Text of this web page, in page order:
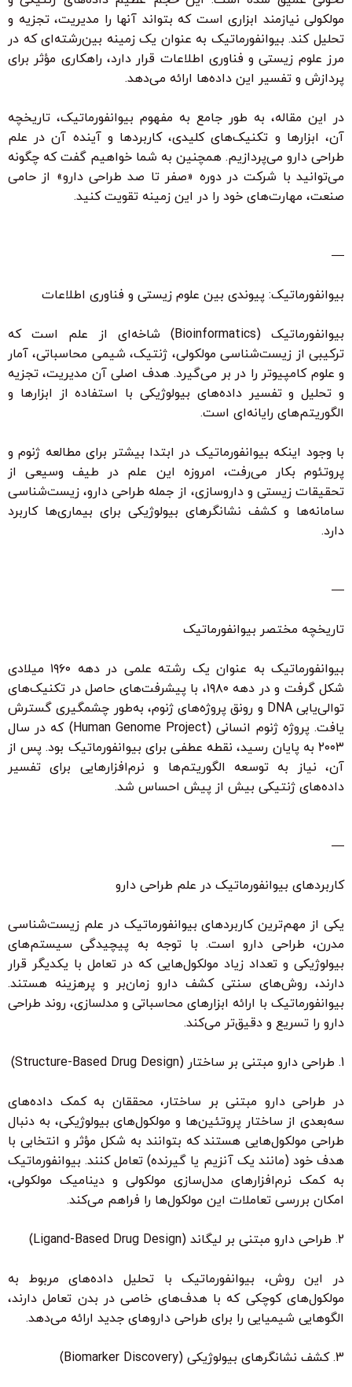
۳۰ ٪ تخفیف ویژه برای دانشجویان و دانش آموزان
مولکولی نیازمند ابزاری است که بتواند آنها را مدیریت، تجزیه و
تحلیل کند. بیوانفورماتیک به عنوان یک زمینه بین‌رشته‌ای که در
مرز علوم زیستی و فناوری اطلاعات قرار دارد، راهکاری مؤثر برای
پردازش و تفسیر این داده‌ها ارائه می‌دهد.
در این مقاله، به طور جامع به مفهوم بیوانفورماتیک، تاریخچه
آن، ابزارها و تکنیک‌های کلیدی، کاربردها و آینده آن در علم
طراحی دارو می‌پردازیم. همچنین به شما خواهیم گفت که چگونه
می‌توانید با شرکت در دوره «صفر تا صد طراحی دارو» از حامی
صنعت، مهارت‌های خود را در این زمینه تقویت کنید.
—
بیوانفورماتیک: پیوندی بین علوم زیستی و فناوری اطلاعات
بیوانفورماتیک (Bioinformatics) شاخه‌ای از علم است که
ترکیبی از زیست‌شناسی مولکولی، ژنتیک، شیمی محاسباتی، آمار
و علوم کامپیوتر را در بر می‌گیرد. هدف اصلی آن مدیریت، تجزیه
و تحلیل و تفسیر داده‌های بیولوژیکی با استفاده از ابزارها و
الگوریتم‌های رایانه‌ای است.
با وجود اینکه بیوانفورماتیک در ابتدا بیشتر برای مطالعه ژنوم و
پروتئوم بکار می‌رفت، امروزه این علم در طیف وسیعی از
تحقیقات زیستی و داروسازی، از جمله طراحی دارو، زیست‌شناسی
سامانه‌ها و کشف نشانگرهای بیولوژیکی برای بیماری‌ها کاربرد
دارد.
—
تاریخچه مختصر بیوانفورماتیک
بیوانفورماتیک به عنوان یک رشته علمی در دهه ۱۹۶۰ میلادی
شکل گرفت و در دهه ۱۹۸۰، با پیشرفت‌های حاصل در تکنیک‌های
توالی‌یابی DNA و رونق پروژه‌های ژنوم، به‌طور چشمگیری گسترش
یافت. پروژه ژنوم انسانی (Human Genome Project) که در سال
۲۰۰۳ به پایان رسید، نقطه عطفی برای بیوانفورماتیک بود. پس از
آن، نیاز به توسعه الگوریتم‌ها و نرم‌افزارهایی برای تفسیر
داده‌های ژنتیکی بیش از پیش احساس شد.
—
کاربردهای بیوانفورماتیک در علم طراحی دارو
یکی از مهم‌ترین کاربردهای بیوانفورماتیک در علم زیست‌شناسی
مدرن، طراحی دارو است. با توجه به پیچیدگی سیستم‌های
بیولوژیکی و تعداد زیاد مولکول‌هایی که در تعامل با یکدیگر قرار
دارند، روش‌های سنتی کشف دارو زمان‌بر و پرهزینه هستند.
بیوانفورماتیک با ارائه ابزارهای محاسباتی و مدلسازی، روند طراحی
دارو را تسریع و دقیق‌تر می‌کند.
1. طراحی دارو مبتنی بر ساختار (Structure-Based Drug Design)
در طراحی دارو مبتنی بر ساختار، محققان به کمک داده‌های
سه‌بعدی از ساختار پروتئین‌ها و مولکول‌های بیولوژیکی، به دنبال
طراحی مولکول‌هایی هستند که بتوانند به شکل مؤثر و انتخابی با
هدف خود (مانند یک آنزیم یا گیرنده) تعامل کنند. بیوانفورماتیک
به کمک نرم‌افزارهای مدل‌سازی مولکولی و دینامیک مولکولی،
امکان بررسی تعاملات این مولکول‌ها را فراهم می‌کند.
2. طراحی دارو مبتنی بر لیگاند (Ligand-Based Drug Design)
در این روش، بیوانفورماتیک با تحلیل داده‌های مربوط به
مولکول‌های کوچکی که با هدف‌های خاصی در بدن تعامل دارند،
الگوهایی شیمیایی را برای طراحی داروهای جدید ارائه می‌دهد.
3. کشف نشانگرهای بیولوژیکی (Biomarker Discovery)